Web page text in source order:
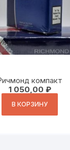
компакт
1 050,00 ₽
В КОРЗИНУ